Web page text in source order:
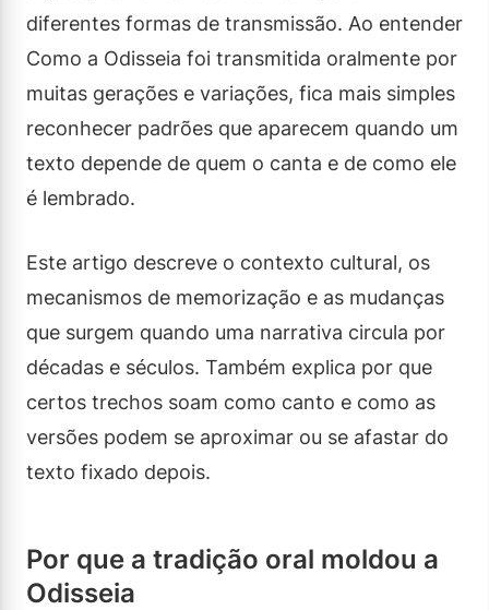
diferentes formas de transmissão. Ao entender
Como a Odisseia foi transmitida oralmente por
muitas gerações e variações, fica mais simples
reconhecer padrões que aparecem quando um
texto depende de quem o canta e de como ele
é lembrado.
Este artigo descreve o contexto cultural, os
mecanismos de memorização e as mudanças
que surgem quando uma narrativa circula por
décadas e séculos. Também explica por que
certos trechos soam como canto e como as
versões podem se aproximar ou se afastar do
texto fixado depois.
Por que a tradição oral moldou a
Odisseia